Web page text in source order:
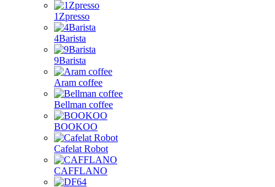
1Zpresso
4Barista
9Barista
Aram coffee
Bellman coffee
BOOKOO
Cafelat Robot
CAFFLANO